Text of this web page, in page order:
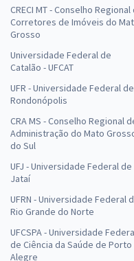
CRECI MT - Conselho Regional
Corretores de Imóveis do
Grosso
Universidade Federal de
Catalão - UFCAT
UFR - Universidade Federal de
Rondonópolis
CRA MS - Conselho Regional
Administração do Mato
do Sul
UFJ - Universidade Federal de
Jataí
UFRN - Universidade Federal
Rio Grande do Norte
UFCSPA - Universidade
de Ciência da Saúde de Porto
Alegre